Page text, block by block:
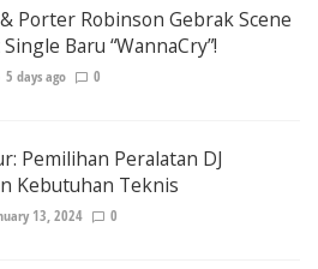
Porter Robinson Gebrak Scene
Baru “WannaCry”!
5 days ago 0
Pemilihan Peralatan DJ
Kebutuhan Teknis
13, 2024 0